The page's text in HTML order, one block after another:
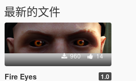
最新的文件
960 14
Fire Eyes 1.0